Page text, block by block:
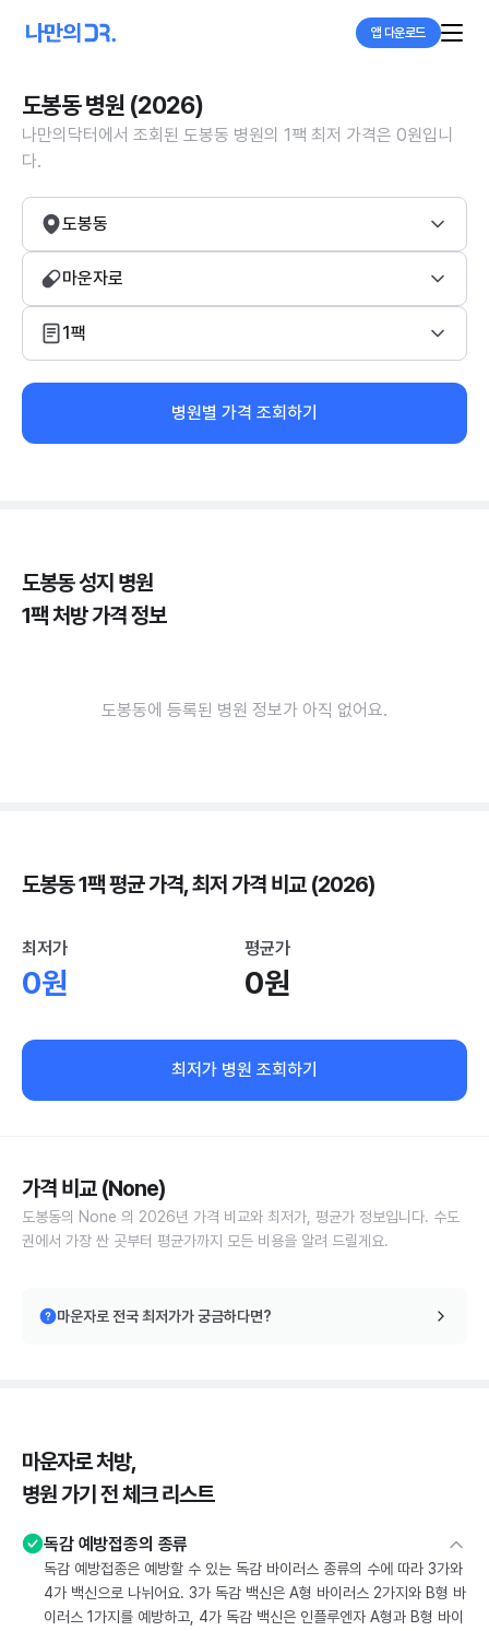
앱 다운로드
도봉동 병원 (2026)
나만의닥터에서 조회된 도봉동 병원의 1팩 최저 가격은 0원입니
다.
도봉동
마운자로
1팩
병원별 가격 조회하기
도봉동 성지 병원
1팩 처방 가격 정보
도봉동에 등록된 병원 정보가 아직 없어요.
도봉동 1팩 평균 가격, 최저 가격 비교 (2026)
최저가
0원
평균가
0원
최저가 병원 조회하기
가격 비교 (None)
도봉동의 None 의 2026년 가격 비교와 최저가, 평균가 정보입니다. 수도
권에서 가장 싼 곳부터 평균가까지 모든 비용을 알려 드릴게요.
마운자로 전국 최저가가 궁금하다면?
마운자로 처방,
병원 가기 전 체크 리스트
독감 예방접종의 종류
독감 예방접종은 예방할 수 있는 독감 바이러스 종류의 수에 따라 3가와
4가 백신으로 나뉘어요. 3가 독감 백신은 A형 바이러스 2가지와 B형 바
이러스 1가지를 예방하고, 4가 독감 백신은 인플루엔자 A형과 B형 바이